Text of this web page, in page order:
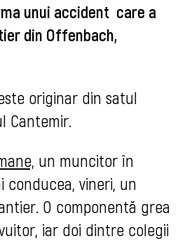
unui accident care a
din Offenbach,
originar din satul
Cantemir.
un muncitor în
conducea, vineri, un
O componentă grea
iar doi dintre colegii